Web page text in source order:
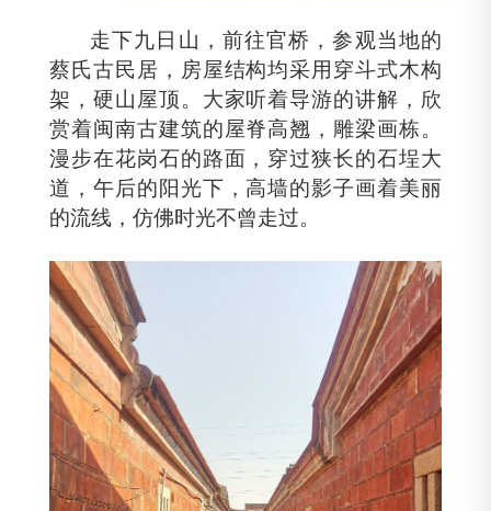
走下九日山，前往官桥，参观当地的
蔡氏古民居，房屋结构均采用穿斗式木构
架，硬山屋顶。大家听着导游的讲解，欣
赏着闽南古建筑的屋脊高翘，雕梁画栋。
漫步在花岗石的路面，穿过狭长的石埕大
道，午后的阳光下，高墙的影子画着美丽
的流线，仿佛时光不曾走过。